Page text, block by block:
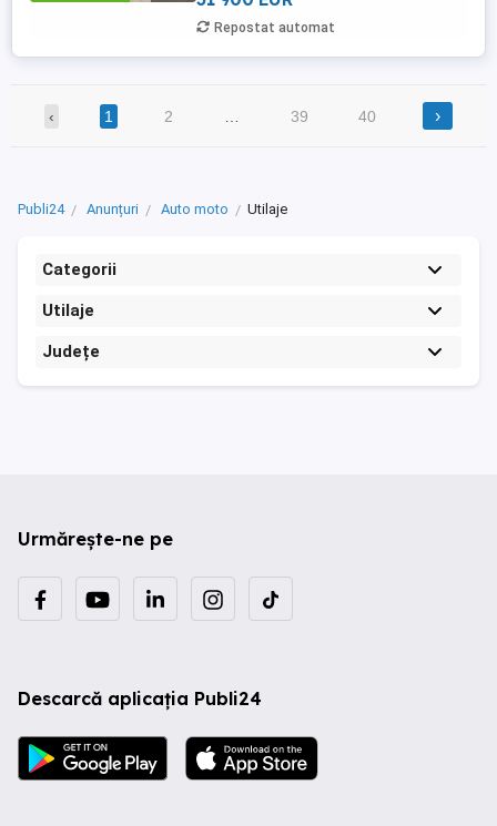
Repostat automat
‹ 1 2 39 40 ›
Publi24 Anunțuri Auto moto Utilaje
Categorii
Utilaje
Județe
Urmărește-ne pe
Descarcă aplicația Publi24